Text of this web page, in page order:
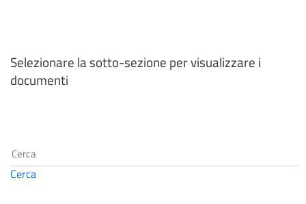
Selezionare la sotto-sezione per visualizzare i
documenti
Cerca